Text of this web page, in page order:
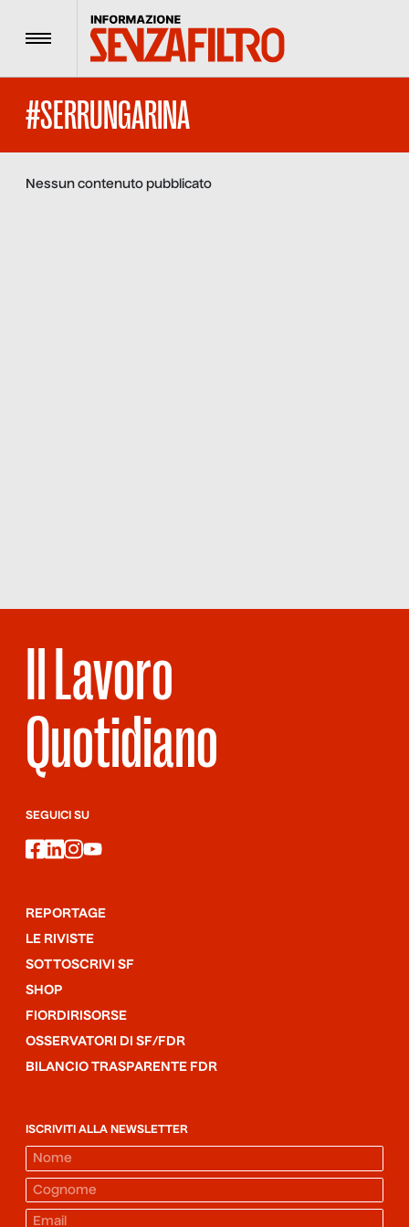
Menu
#SERRUNGARINA
Nessun contenuto pubblicato
Il Lavoro
Quotidiano
SEGUICI SU
facebook
linkedin
instagram
youtube
REPORTAGE
LE RIVISTE
SOTTOSCRIVI SF
SHOP
FIORDIRISORSE
OSSERVATORI DI SF/FDR
BILANCIO TRASPARENTE FDR
ISCRIVITI ALLA NEWSLETTER